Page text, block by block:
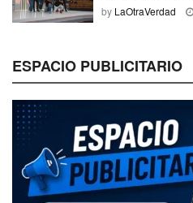
by LaOtraVerdad
ESPACIO PUBLICITARIO